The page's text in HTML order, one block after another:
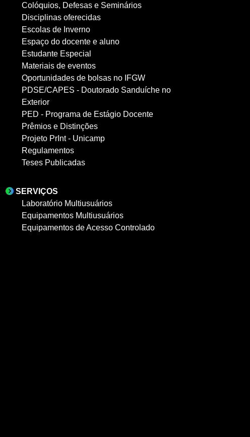
Colóquios, Defesas e Seminários
Disciplinas oferecidas
Escolas de Inverno
Espaço do docente e aluno
Estudante Especial
Materiais de eventos
Oportunidades de bolsas no IFGW
PDSE/CAPES - Doutorado Sanduíche no
Exterior
PED - Programa de Estágio Docente
Prêmios e Distinções
Projeto PrInt - Unicamp
Regulamentos
Teses Publicadas
SERVIÇOS
Laboratório Multiusuários
Equipamentos Multiusuários
Equipamentos de Acesso Controlado